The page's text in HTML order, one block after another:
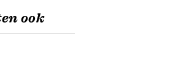
ook